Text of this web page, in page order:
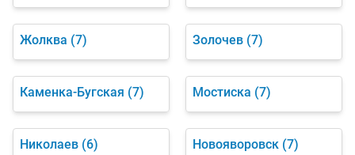
Жолква (7) Золочев (7)
Каменка-Бугская (7) Мостиска (7)
Николаев (6) Новояворовск (7)